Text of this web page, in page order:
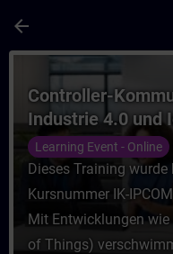
arrow_back
Kurs -
Controller-
Industrie 4.0 und
Learning Event - Online
Dieses Training
Kursnummer IK-
Mit Entwicklungen
of Things)